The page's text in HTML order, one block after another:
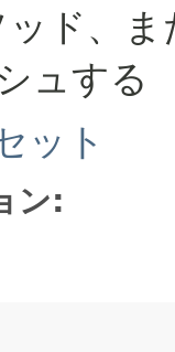
ッド、ま
ュする
ット
ン: